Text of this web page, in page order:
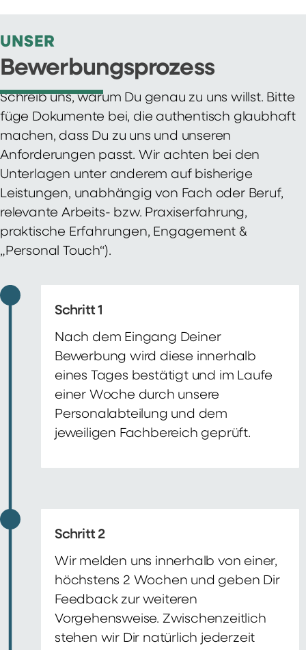
UNSER
Bewerbungsprozess
Schreib uns, warum Du genau zu uns willst. Bitte
füge Dokumente bei, die authentisch glaubhaft
machen, dass Du zu uns und unseren
Anforderungen passt. Wir achten bei den
Unterlagen unter anderem auf bisherige
Leistungen, unabhängig von Fach oder Beruf,
relevante Arbeits- bzw. Praxiserfahrung,
praktische Erfahrungen, Engagement &
„Personal Touch“).
Schritt 1
Nach dem Eingang Deiner
Bewerbung wird diese innerhalb
eines Tages bestätigt und im Laufe
einer Woche durch unsere
Personalabteilung und dem
jeweiligen Fachbereich geprüft.
Schritt 2
Wir melden uns innerhalb von einer,
höchstens 2 Wochen und geben Dir
Feedback zur weiteren
Vorgehensweise. Zwischenzeitlich
stehen wir Dir natürlich jederzeit